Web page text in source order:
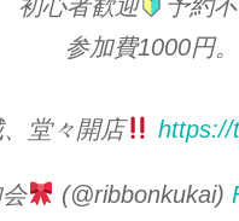
初心者歓迎
予約不
参加費1000円。
堂々開店 https://
(@ribbonkukai)